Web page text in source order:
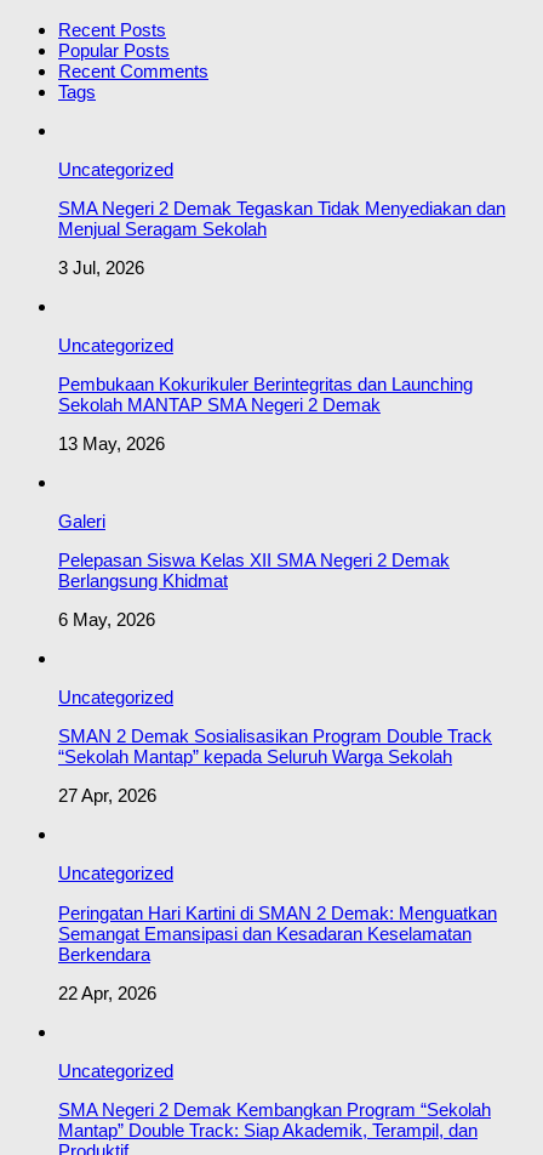
Recent Posts
Popular Posts
Recent Comments
Tags
Uncategorized
SMA Negeri 2 Demak Tegaskan Tidak Menyediakan dan
Menjual Seragam Sekolah
3 Jul, 2026
Uncategorized
Pembukaan Kokurikuler Berintegritas dan Launching
Sekolah MANTAP SMA Negeri 2 Demak
13 May, 2026
Galeri
Pelepasan Siswa Kelas XII SMA Negeri 2 Demak
Berlangsung Khidmat
6 May, 2026
Uncategorized
SMAN 2 Demak Sosialisasikan Program Double Track
“Sekolah Mantap” kepada Seluruh Warga Sekolah
27 Apr, 2026
Uncategorized
Peringatan Hari Kartini di SMAN 2 Demak: Menguatkan
Semangat Emansipasi dan Kesadaran Keselamatan
Berkendara
22 Apr, 2026
Uncategorized
SMA Negeri 2 Demak Kembangkan Program “Sekolah
Mantap” Double Track: Siap Akademik, Terampil, dan
Produktif